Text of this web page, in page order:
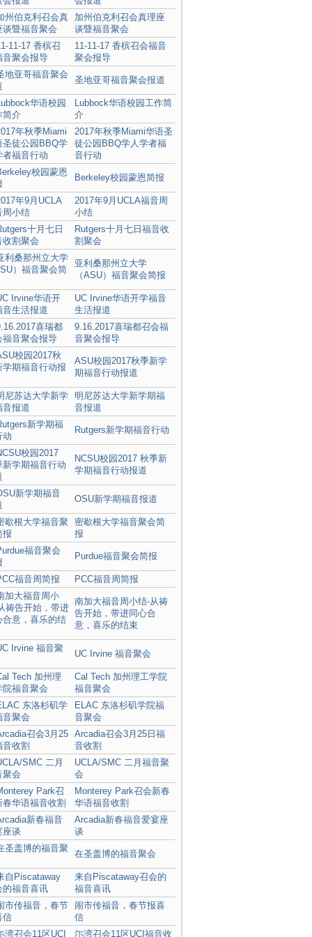
加州伯克利召会真理座
谈暨福音聚会
11-11-17 香槟召会福音
聚会报导
圣地亚哥福音聚会报道
Lubbock华语校园工作简
介
2017年秋季Miami华语圣
徒公园BBQ学人学者福
音行动
Berkeley校园蒙恩简报
2017年9月UCLA福音周
小结
Rutgers十月七日福音收
割聚会
亚利桑那州立大学
（ASU）福音聚会简报
UC Irvine华语开学福音
生活报道
9.16.2017喜瑞都召会福
音聚会报导
ASU校园2017秋季新学
期福音行动报道
明尼苏达大学新学期福
音报道
Rutgers新学期福音行动
NCSU校园2017 秋季新
学期福音行动报道
OSU新学期福音报道
密歇根大学福音聚会简
报
Purdue福音聚会简报
PCC福音周简报
南加大福音周小结-从祷
告开始，带进同心合
意，喜乐的结束
UC Irvine 福音聚会
Cal Tech 加州理工学院
福音聚会
ELAC 东洛杉矶学院福
音聚会
Arcadia召会3月25日福
音收割
UCLA/SMC 二月福音聚
会
Monterey Park召会新春
华语福音收割
Arcadia新春福音爱宴座
谈
在圣盖博的福音聚会
来自Piscataway召会的
福音喜讯
闹市传福音，春节报喜
信
尓湾召会11区UCI福音收